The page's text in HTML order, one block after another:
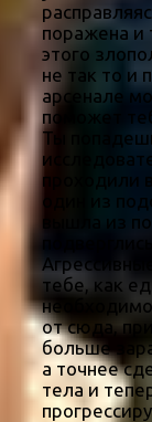
поражена и
этого
не так то и
арсенале
поможет
Ты
проходили
один из
вышла из
тебе, как
от сюда,
больше
а точнее
тела и